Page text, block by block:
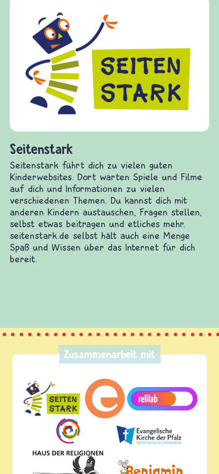
führt dich zu vielen guten
Dort warten Spiele und Filme auf
und Informationen zu vielen verschiedenen
Du kannst dich mit anderen Kindern
Fragen stellen, selbst etwas
und etliches mehr. seitenstark.de selbst
auch eine Menge Spaß und Wissen über das
für dich bereit.
und
Zusammenarbeit mit